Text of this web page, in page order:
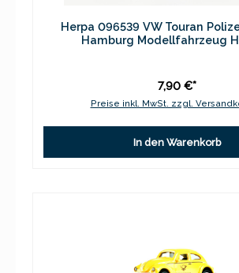
Herpa 096539 VW Touran
Hamburg Modellfahrzeug
7,90 €*
Preise inkl. MwSt. zzgl.
In den Warenkorb